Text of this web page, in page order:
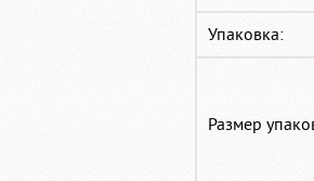
Упаковка:
Размер